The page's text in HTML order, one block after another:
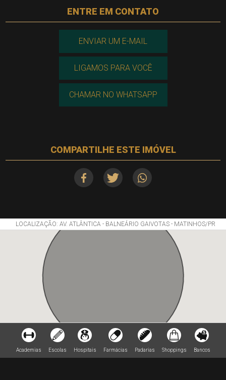
ENTRE EM CONTATO
ENVIAR UM E-MAIL
LIGAMOS PARA VOCÊ
CHAMAR NO WHATSAPP
COMPARTILHE ESTE IMÓVEL
LOCALIZAÇÃO: AV. ATLÂNTICA - BALNEÁRIO GAIVOTAS - MATINHOS/PR
Academias Escolas Hospitais Farmácias Padarias Shoppings Bancos